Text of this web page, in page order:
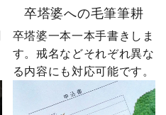
卒塔婆への毛筆筆耕
卒塔婆一本一本手書きしま
す。戒名などそれぞれ異な
る内容にも対応可能です。